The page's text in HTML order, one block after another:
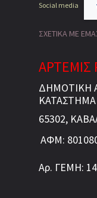
Social media
ΣΧΕΤΙΚΑ ΜΕ
ΑΡΤΕΜΙΣ
ΔΗΜΟΤΙΚΗ
ΚΑΤΑΣΤΗΜΑ
65302,
ΑΦΜ:
Αρ. ΓΕΜΗ: